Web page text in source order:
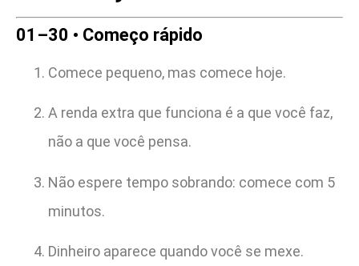
01–30 • Começo rápido
Comece pequeno, mas comece hoje.
A renda extra que funciona é a que você faz,
não a que você pensa.
Não espere tempo sobrando: comece com 5
minutos.
Dinheiro aparece quando você se mexe.